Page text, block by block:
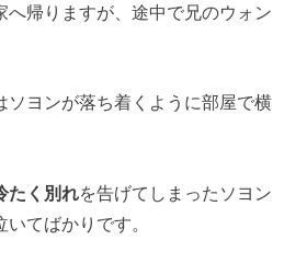
へ帰りますが、途中で兄のウォン
ソヨンが落ち着くように部屋で横
たく別れを告げてしまったソヨン
てばかりです。